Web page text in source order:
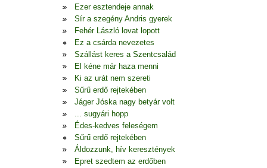
Ezer esztendeje annak
Sír a szegény Andris gyerek
Fehér László lovat lopott
Ez a csárda nevezetes
Szállást keres a Szentcsalád
El kéne már haza menni
Ki az urát nem szereti
Sűrű erdő rejtekében
Jáger Jóska nagy betyár volt
... sugyári hopp
Édes-kedves feleségem
Sűrű erdő rejtekében
Áldozzunk, hív keresztények
Epret szedtem az erdőben